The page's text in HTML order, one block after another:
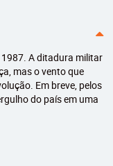
A ditadura militar
mas o vento que
Em breve, pelos
do país em uma